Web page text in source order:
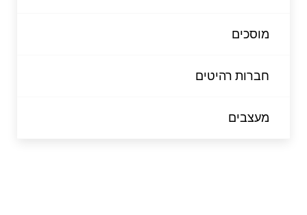
מוסכים
חברות רהיטים
מעצבים